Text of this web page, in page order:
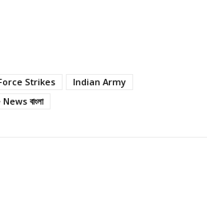
Strikes
Indian Army
বাংলা